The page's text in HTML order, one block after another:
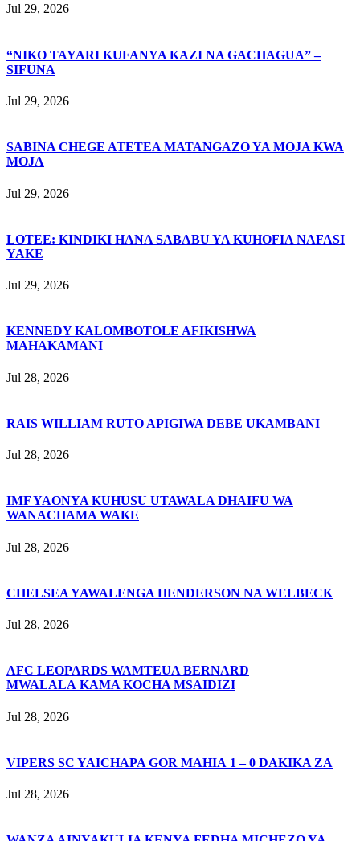
Jul 29, 2026
“NIKO TAYARI KUFANYA KAZI NA GACHAGUA” –
SIFUNA
Jul 29, 2026
SABINA CHEGE ATETEA MATANGAZO YA MOJA KWA
MOJA
Jul 29, 2026
LOTEE: KINDIKI HANA SABABU YA KUHOFIA NAFASI
YAKE
Jul 29, 2026
KENNEDY KALOMBOTOLE AFIKISHWA
MAHAKAMANI
Jul 28, 2026
RAIS WILLIAM RUTO APIGIWA DEBE UKAMBANI
Jul 28, 2026
IMF YAONYA KUHUSU UTAWALA DHAIFU WA
WANACHAMA WAKE
Jul 28, 2026
CHELSEA YAWALENGA HENDERSON NA WELBECK
Jul 28, 2026
AFC LEOPARDS WAMTEUA BERNARD
MWALALA KAMA KOCHA MSAIDIZI
Jul 28, 2026
VIPERS SC YAICHAPA GOR MAHIA 1 – 0 DAKIKA ZA
Jul 28, 2026